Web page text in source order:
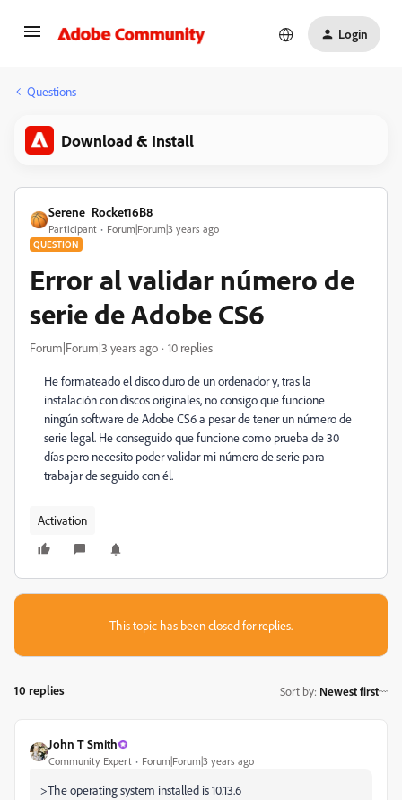
Login
Questions
Download & Install
Serene_Rocket16B8
Participant Forum|Forum|3 years ago
QUESTION
Error al validar número de
serie de Adobe CS6
Forum|Forum|3 years ago 10 replies
He formateado el disco duro de un ordenador y, tras la
instalación con discos originales, no consigo que funcione
ningún software de Adobe CS6 a pesar de tener un número de
serie legal. He conseguido que funcione como prueba de 30
días pero necesito poder validar mi número de serie para
trabajar de seguido con él.
Activation
This topic has been closed for replies.
10 replies Sort by: Newest first
John T Smith
Community Expert Forum|Forum|3 years ago
>The operating system installed is 10.13.6